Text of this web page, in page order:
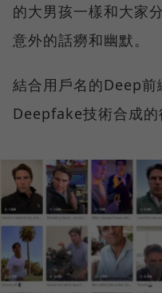
的大男孩一樣和大家
意外的話癆和幽默。
結合用戶名的Deep前
Deepfake技術合成的